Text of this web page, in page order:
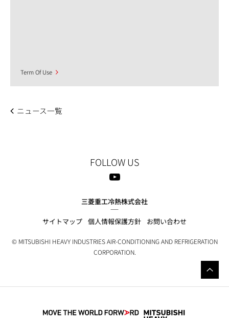
Term Of Use
ニュース一覧
FOLLOW US
三菱重工冷熱株式会社
サイトマップ 個人情報保護方針 お問い合わせ
© MITSUBISHI HEAVY INDUSTRIES AIR-CONDITIONING AND REFRIGERATION
CORPORATION.